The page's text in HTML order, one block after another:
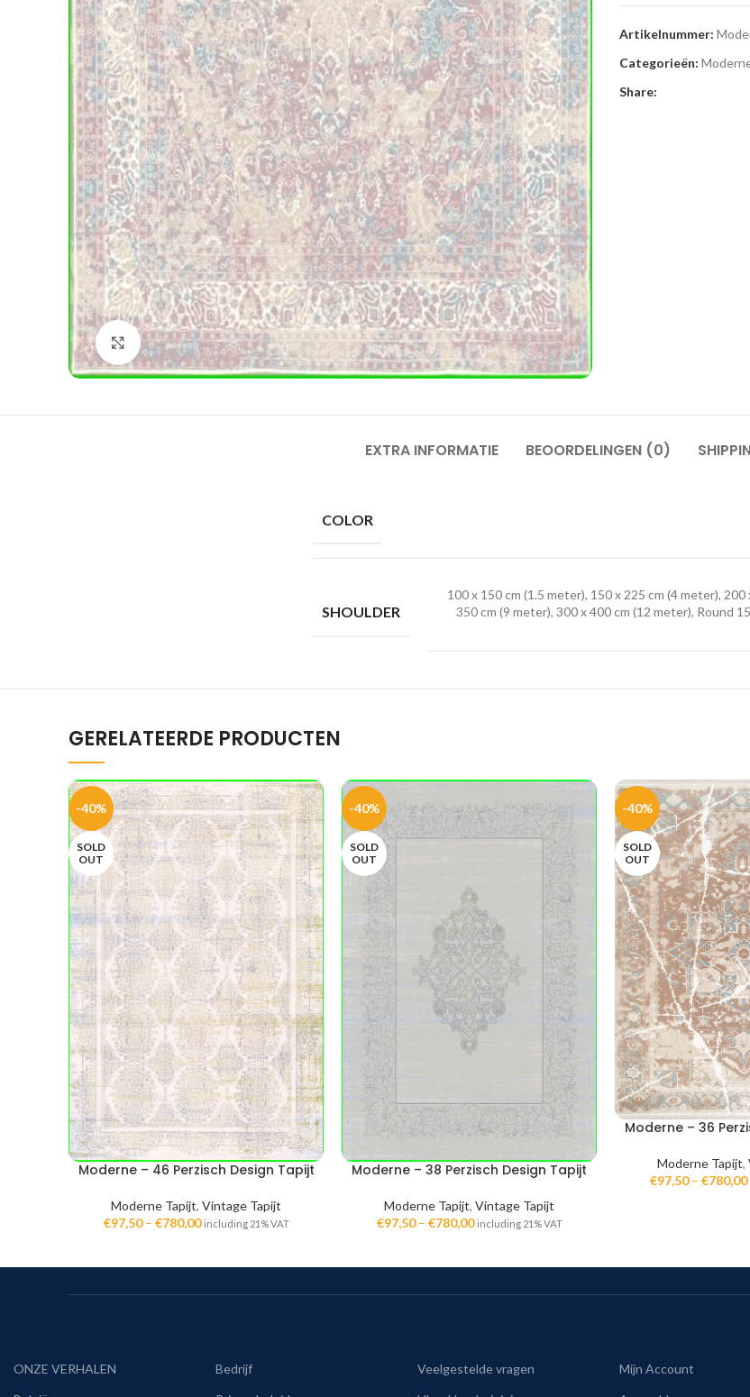
Click to enlarge
Artikelnummer:
Categorieën:
Share:
EXTRA INFORMATIE BEOORDELINGEN (0)
COLOR
SHOULDER
100 x 150 cm (1.5 meter), 150 x 225 cm (4 meter),
350 cm (9 meter), 300 x 400 cm (12 meter), Round
GERELATEERDE PRODUCTEN
-40%
SOLD
OUT
Moderne – 46 Perzisch Design Tapijt
Moderne Tapijt, Vintage Tapijt
€97,50– €780,00 including 21% VAT
-40%
SOLD
OUT
Moderne – 38 Perzisch Design Tapijt
Moderne Tapijt, Vintage Tapijt
€97,50– €780,00 including 21% VAT
-40%
SOLD
OUT
Moderne – 36
Moderne Tapijt,
€97,50– €780,00
ONZE VERHALEN
Bedrijf
Veelgestelde vragen
Mijn Account